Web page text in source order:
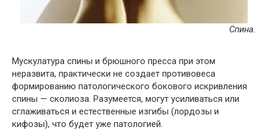
Спина.
Мускулатура спины и брюшного пресса при этом
неразвита, практически не создает противовеса
формированию патологического бокового искривления
спины — сколиоза. Разумеется, могут усиливаться или
сглаживаться и естественные изгибы (лордозы и
кифозы), что будет уже патологией.